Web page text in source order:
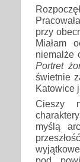
przy
Miałam
niemalże
Portret
świetnie
Katowice
Cieszy
myślą